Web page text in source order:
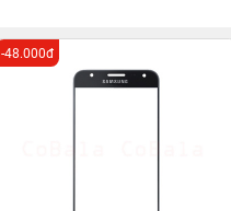
-48.000đ